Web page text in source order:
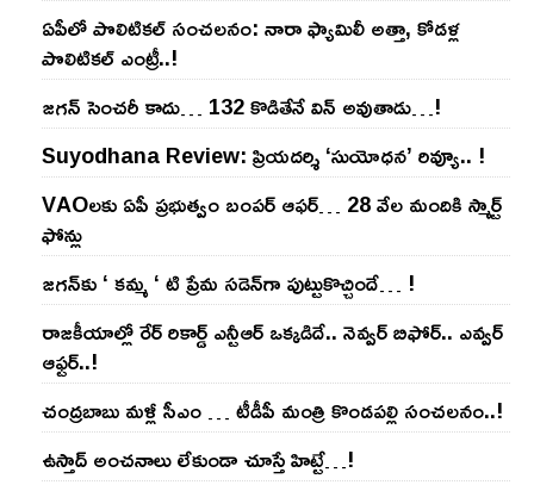
ఏపీలో పొలిటిక‌ల్ సంచ‌ల‌నం: నారా ఫ్యామిలీ అత్తా, కోడ‌ళ్ల
పొలిటికల్ ఎంట్రీ..!
జ‌గ‌న్ సెంచ‌రీ కాదు… 132 కొడితేనే విన్ అవుతాడు…!
Suyodhana Review: ప్రియదర్శి ‘సుయోధన’ రివ్యూ.. !
VAOల‌కు ఏపీ ప్ర‌భుత్వం బంప‌ర్ ఆఫ‌ర్‌… 28 వేల మందికి స్మార్ట్
ఫోన్లు
జ‌గ‌న్‌కు ‘ క‌మ్మ ‘ టి ప్రేమ స‌డెన్‌గా పుట్టుకొచ్చిందే… !
రాజ‌కీయాల్లో రేర్ రికార్డ్ ఎన్టీఆర్ ఒక్క‌డిదే.. నెవ్వ‌ర్ బిఫోర్‌.. ఎవ్వ‌ర్
ఆఫ్ట‌ర్‌..!
చంద్ర‌బాబు మ‌ళ్లీ సీఎం … టీడీపీ మంత్రి కొండ‌ప‌ల్లి సంచ‌ల‌నం..!
ఉస్తాద్ అంచ‌నాలు లేకుండా చూస్తే హిట్టే…!